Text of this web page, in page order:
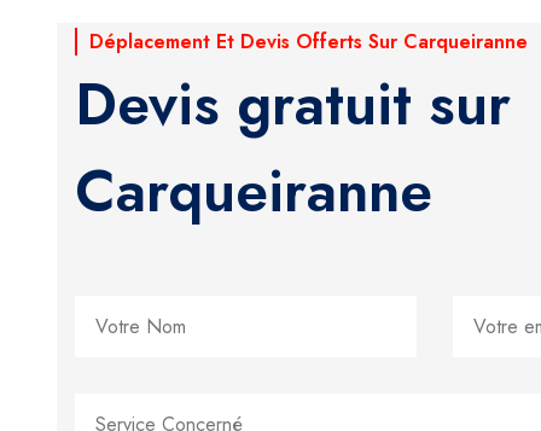
Déplacement Et Devis Offerts Sur Carqueiranne
Devis gratuit sur
Carqueiranne